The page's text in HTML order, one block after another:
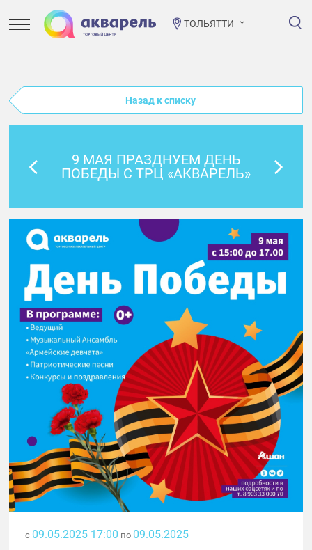
ТОЛЬЯТТИ
Назад к списку
9 МАЯ ПРАЗДНУЕМ ДЕНЬ
ПОБЕДЫ С ТРЦ «АКВАРЕЛЬ»
с 09.05.2025 17:00 по 09.05.2025